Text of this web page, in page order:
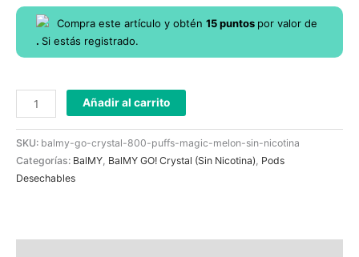
Compra este artículo y obtén 15puntos por valor de
. Si estás registrado.
Añadir al carrito
SKU: balmy-go-crystal-800-puffs-magic-melon-sin-nicotina
Categorías: BalMY, BalMY GO! Crystal (Sin Nicotina), Pods
Desechables